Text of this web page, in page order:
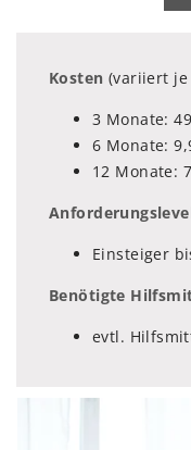
Kosten (variiert je
3 Monate:
6 Monate:
12 Monate:
Einsteiger
Benötigte
evtl.